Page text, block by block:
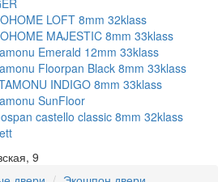
LOFT 8mm 32klass
MAJESTIC 8mm 33klass
Emerald 12mm 33klass
Floorpan Black 8mm 33klass
INDIGO 8mm 33klass
SunFloor
castello classic 8mm 32klass
9